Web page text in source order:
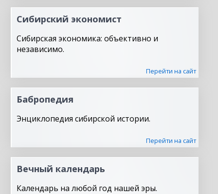
Сибирский экономист
Сибирская экономика: объективно и
независимо.
Перейти на сайт
Бабропедия
Энциклопедия сибирской истории.
Перейти на сайт
Вечный календарь
Календарь на любой год нашей эры.